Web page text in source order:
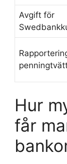
Avgift för
Hur
får